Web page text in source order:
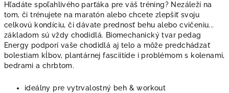
Hľadáte spoľahlivého parťáka pre váš tréning? Nezáleží na
tom, či trénujete na maratón alebo chcete zlepšiť svoju
celkovú kondíciu, či dávate prednosť behu alebo cvičeniu...
základom sú vždy chodidlá. Biomechanický tvar pedag
Energy podporí vaše chodidlá aj telo a môže predchádzať
bolestiam kĺbov, plantárnej fasciitíde i problémom s kolenami,
bedrami a chrbtom.
ideálny pre vytrvalostný beh & workout